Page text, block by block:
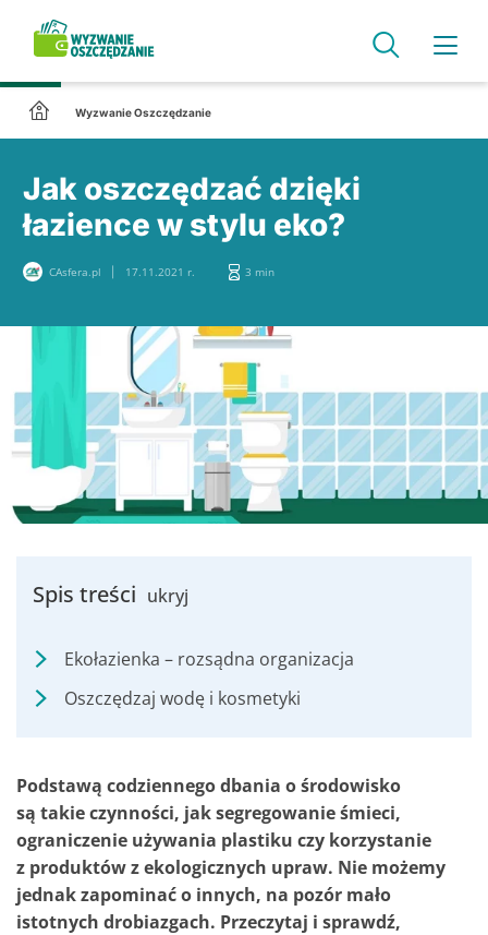
Wyzwanie Oszczędzanie
Jak oszczędzać dzięki
łazience w stylu eko?
CAsfera.pl 17.11.2021 r. 3 min
Spis treści ukryj
Ekołazienka – rozsądna organizacja
Oszczędzaj wodę i kosmetyki
Podstawą codziennego dbania o środowisko
są takie czynności, jak segregowanie śmieci,
ograniczenie używania plastiku czy korzystanie
z produktów z ekologicznych upraw. Nie możemy
jednak zapominać o innych, na pozór mało
istotnych drobiazgach. Przeczytaj i sprawdź,